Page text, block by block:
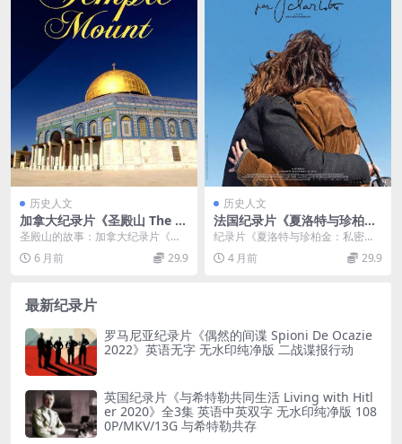
历史人文
加拿大纪录片《圣殿山 The Te
mple Mount 2012》第一季
全3集 英语中英双字 官方纯净
版 1080P/MKV/4.37G 圣殿山
圣殿山的故事：加拿大纪录片《圣
殿山The Temple Mount 2012》 ...
6 月前 29.9
历史人文
法国纪录片《夏洛特与珍柏
金：私密之诗 Jane by Charlo
tte 2022》法语中英双字 官方
纯净版 1080P/MKV/1.74G 母
纪录片《夏洛特与珍柏金：私密之
诗（Jane by Charlotte）2022》...
4 月前 29.9
最新纪录片
罗马尼亚纪录片《偶然的间谍 Spioni De Ocazie
2022》英语无字 无水印纯净版 二战谍报行动
英国纪录片《与希特勒共同生活 Living with Hitl
er 2020》全3集 英语中英双字 无水印纯净版 108
0P/MKV/13G 与希特勒共存